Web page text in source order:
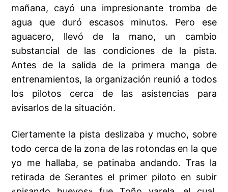
mañana, cayó una impresionante tromba de
agua que duró escasos minutos. Pero ese
aguacero, llevó de la mano, un cambio
substancial de las condiciones de la pista.
Antes de la salida de la primera manga de
entrenamientos, la organización reunió a todos
los pilotos cerca de las asistencias para
avisarlos de la situación.
Ciertamente la pista deslizaba y mucho, sobre
todo cerca de la zona de las rotondas en la que
yo me hallaba, se patinaba andando. Tras la
retirada de Serantes el primer piloto en subir